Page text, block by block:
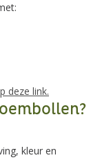
deze link.
kleur en